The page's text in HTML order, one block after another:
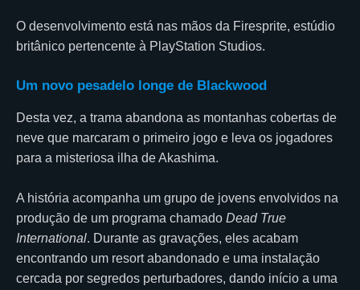
O desenvolvimento está nas mãos da Firesprite, estúdio
britânico pertencente à PlayStation Studios.
Um novo pesadelo longe de Blackwood
Desta vez, a trama abandona as montanhas cobertas de
neve que marcaram o primeiro jogo e leva os jogadores
para a misteriosa ilha de Akashima.
A história acompanha um grupo de jovens envolvidos na
produção de um programa chamado Dead True
International. Durante as gravações, eles acabam
encontrando um resort abandonado e uma instalação
cercada por segredos perturbadores, dando início a uma